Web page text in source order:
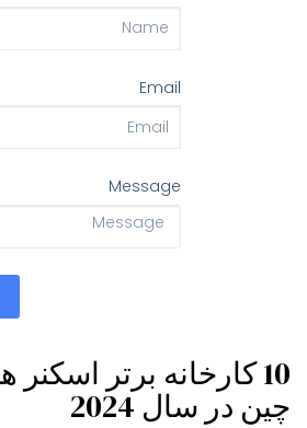
Email
Message
10 کارخانه برتر
چین در سال 2024